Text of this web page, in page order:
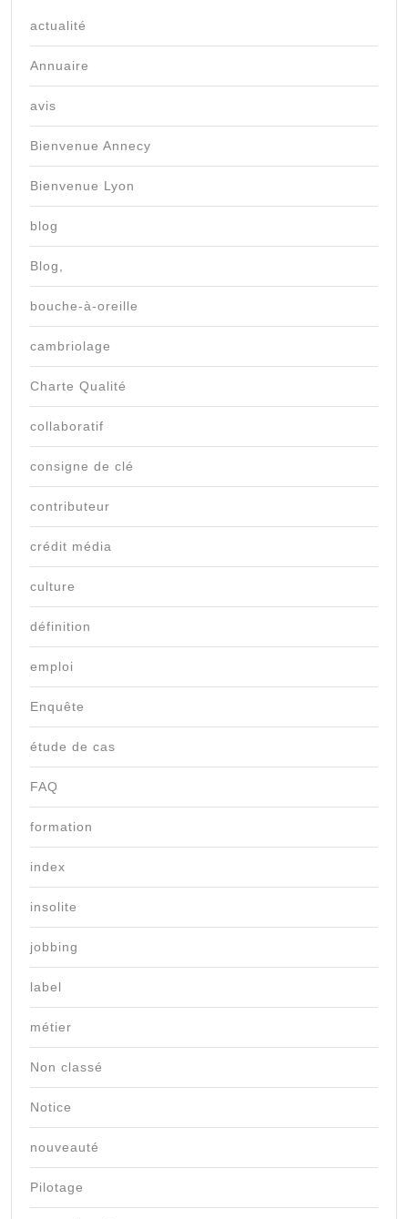
actualité
Annuaire
avis
Bienvenue Annecy
Bienvenue Lyon
blog
Blog,
bouche-à-oreille
cambriolage
Charte Qualité
collaboratif
consigne de clé
contributeur
crédit média
culture
définition
emploi
Enquête
étude de cas
FAQ
formation
index
insolite
jobbing
label
métier
Non classé
Notice
nouveauté
Pilotage